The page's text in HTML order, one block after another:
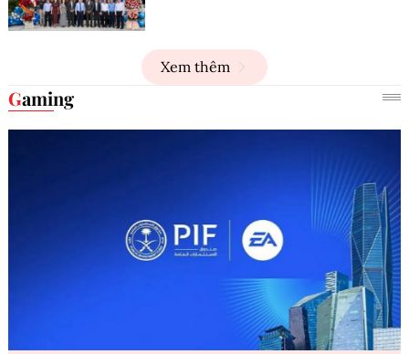
Xem thêm
Gaming